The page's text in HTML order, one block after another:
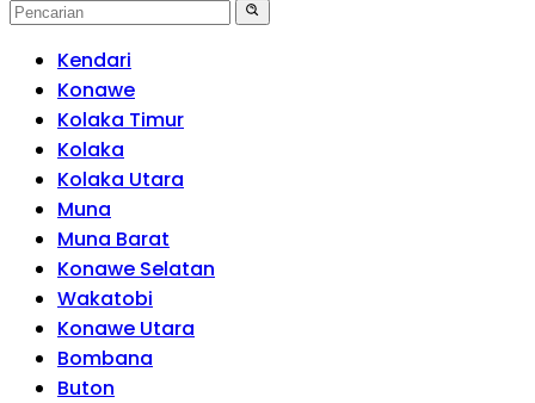
Kendari
Konawe
Kolaka Timur
Kolaka
Kolaka Utara
Muna
Muna Barat
Konawe Selatan
Wakatobi
Konawe Utara
Bombana
Buton